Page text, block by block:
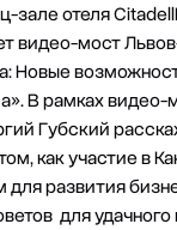
зале отеля
видео-мост
Новые
В рамках видео-
Губский
как участие в
для развития
для